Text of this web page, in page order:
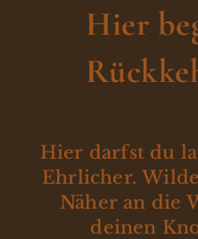
Hier
Hier darfst du
Ehrlicher.
Näher an die
deinen